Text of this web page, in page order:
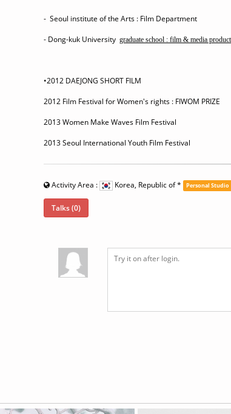
- Seoul institute of the Arts : Film Department
- Dong-kuk University graduate school : film & media
•2012 DAEJONG SHORT FILM
2012 Film Festival for Women's rights : FIWOM PRIZE
2013 Women Make Waves Film Festival
2013 Seoul International Youth Film Festival
Activity Area : Korea, Republic of* Personal Studio
Talks (0)